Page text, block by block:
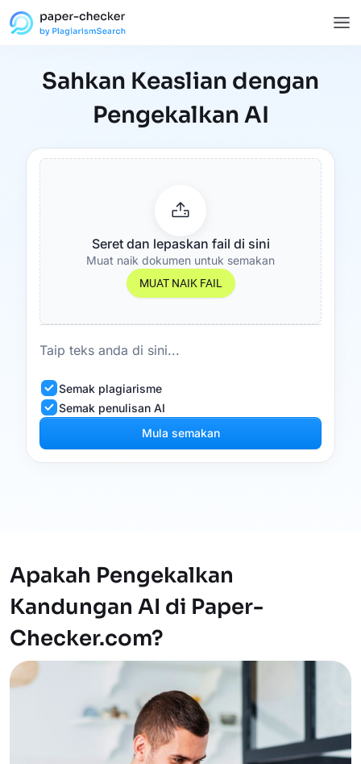
Sahkan Keaslian dengan
Pengekalkan AI
Seret dan lepaskan fail di sini
Muat naik dokumen untuk semakan
MUAT NAIK FAIL
Semak plagiarisme
Semak penulisan AI
Mula semakan
Apakah Pengekalkan
Kandungan AI di Paper-
Checker.com?